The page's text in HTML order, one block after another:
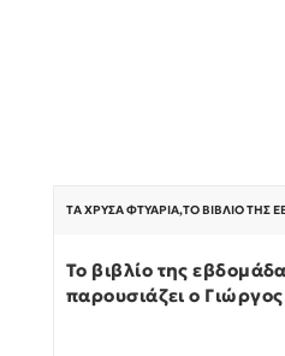
ΤΑ ΧΡΥΣΆ ΦΤΥΆΡΙΑ,ΤΟ ΒΙΒΛΊΟ ΤΗΣ
Το βιβλίο της
παρουσιάζει ο